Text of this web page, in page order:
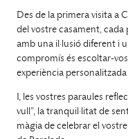
Des de la primera visita a
del vostre casament, cada
amb una il·lusió diferent i
compromís és escoltar-
experiència personalitzada
I, les vostres paraules
vull”, la tranquil·litat de
màgia de celebrar el